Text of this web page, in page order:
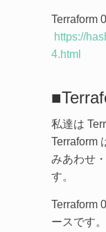
Terraform
https://
4.html
私達は
Terraform
みあわせ
す。
Terraform
ースです